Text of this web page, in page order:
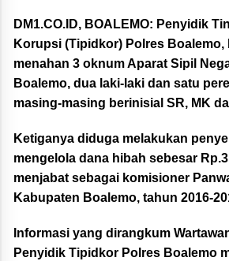
DM1.CO.ID, BOALEMO: Penyidik
Korupsi (Tipidkor) Polres Boalemo,
menahan 3 oknum Aparat Sipil
Boalemo, dua laki-laki dan satu
masing-masing berinisial SR, MK
Ketiganya diduga melakukan
mengelola dana hibah sebesar
menjabat sebagai komisioner
Kabupaten Boalemo, tahun 2016-
Informasi yang dirangkum
Penyidik Tipidkor Polres Boalemo